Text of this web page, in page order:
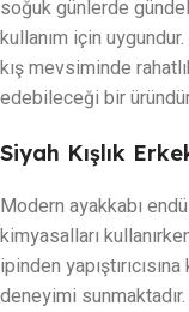
soğuk günlerde
kullanım için
kış mevsiminde
edebileceği bir
Siyah Kışlık
Modern ayakkabı
kimyasalları
ipinden
deneyimi